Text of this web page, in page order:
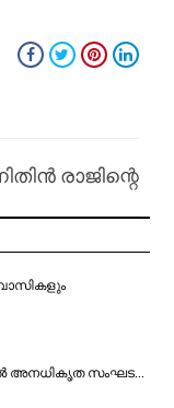
രാജിന്റെ
ലോൺ ആപ്പ്
പിടിയിൽ;
അനധികൃത സംഘട...